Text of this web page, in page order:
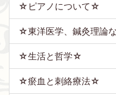
☆ピアノについて☆
☆東洋医学、鍼灸理論
☆生活と哲学☆
☆瘀血と刺絡療法☆